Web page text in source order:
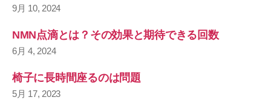
9月 10, 2024
NMN点滴とは？その効果と期待できる回数
6月 4, 2024
椅子に長時間座るのは問題
5月 17, 2023